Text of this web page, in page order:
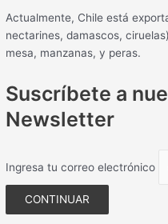
Actualmente, Chile está
nectarines, damascos,
mesa, manzanas, y peras.
Suscríbete a
Newsletter
Ingresa tu correo electrónico
CONTINUAR